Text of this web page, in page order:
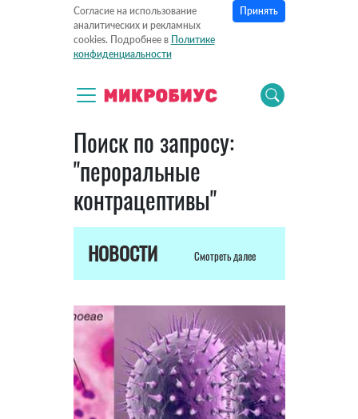
Согласие на использование
аналитических и рекламных
cookies. Подробнее в Политике
конфиденциальности
Принять
Поиск по запросу:
"пероральные
контрацептивы"
НОВОСТИ Смотреть далее